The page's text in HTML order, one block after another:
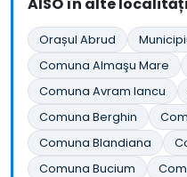
Orașul Abrud
Comuna Almaşu Mare
Comuna Avram Iancu
Comuna Berghin
Comuna Blandiana
Comuna Bucium